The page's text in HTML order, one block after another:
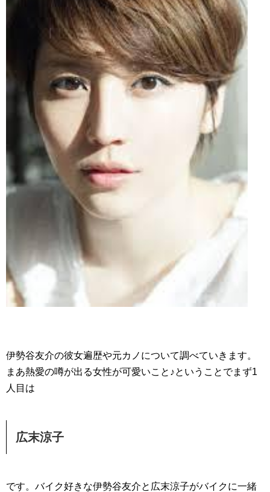
伊勢谷友介の彼女遍歴や元カノについて調べていきます。
まあ熱愛の噂が出る女性が可愛いこと♪ということでまず1
人目は
広末涼子
です。バイク好きな伊勢谷友介と広末涼子がバイクに一緒